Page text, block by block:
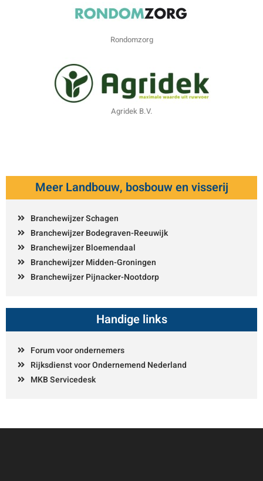
Rondomzorg
Agridek B.V.
Meer Landbouw, bosbouw en visserij
Branchewijzer Schagen
Branchewijzer Bodegraven-Reeuwijk
Branchewijzer Bloemendaal
Branchewijzer Midden-Groningen
Branchewijzer Pijnacker-Nootdorp
Handige links
Forum voor ondernemers
Rijksdienst voor Ondernemend Nederland
MKB Servicedesk